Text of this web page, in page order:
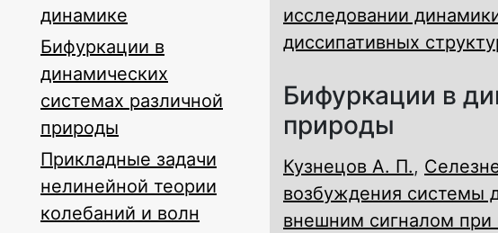
динамике
Бифуркации в
динамических
системах различной
природы
Прикладные задачи
нелинейной теории
колебаний и волн
исследовании
диссипативных
Бифуркации в
природы
Кузнецов А. П.,
возбуждения системы
внешним сигналом